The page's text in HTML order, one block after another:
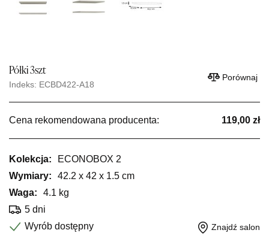
Półki 3szt
Indeks: ECBD422-A18
Porównaj
Cena rekomendowana producenta: 119,00 zł
Kolekcja:
ECONOBOX 2
Wymiary:
42.2 x 42 x 1.5 cm
Waga:
4.1 kg
5 dni
Wyrób dostępny
Znajdź salon